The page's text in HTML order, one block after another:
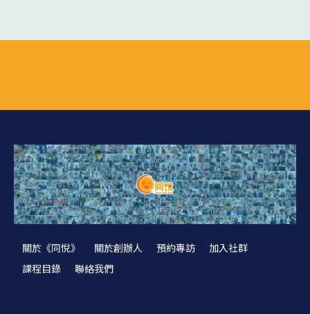
關於《同悅》 關於創辦人 預約專訪
加入社群
課程目錄
聯絡我們